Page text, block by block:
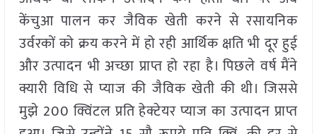
केंचुआ पालन कर जैविक खेती करने से रसायनिक
उर्वरकों को क्रय करने में हो रही आर्थिक क्षति भी दूर हुई
और उत्पादन भी अच्छा प्राप्त हो रहा है। पिछले वर्ष मैंने
क्यारी विधि से प्याज की जैविक खेती की थी। जिससे
मुझे 200 क्विंटल प्रति हेक्टेयर प्याज का उत्पादन प्राप्त